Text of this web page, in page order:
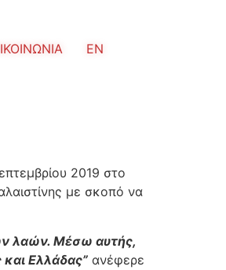
EN
2019 στο
με σκοπό να
λαών. Μέσω αυτής,
Ελλάδας” ανέφερε